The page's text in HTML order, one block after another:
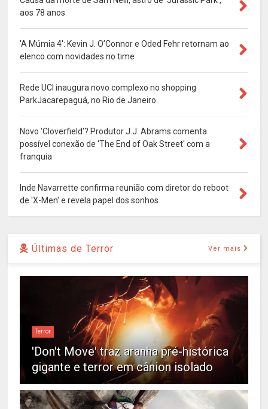
aos 78 anos
'A Múmia 4': Kevin J. O’Connor e Oded Fehr retornam ao
elenco com novidades no time
Rede UCI inaugura novo complexo no shopping
ParkJacarepaguá, no Rio de Janeiro
Novo 'Cloverfield'? Produtor J.J. Abrams comenta
possível conexão de 'The End of Oak Street' com a
franquia
Inde Navarrette confirma reunião com diretor do reboot
de 'X-Men' e revela papel dos sonhos
Últimas de Terror Ver mais
Terror
'Don't Move' traz aranha pré-histórica
gigante e terror em cânion isolado